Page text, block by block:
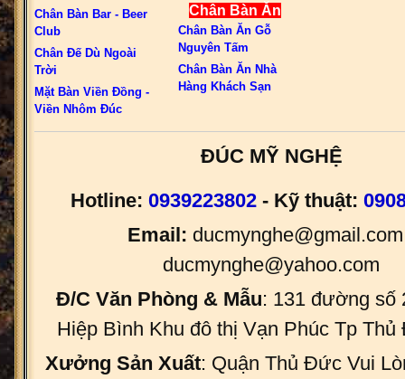
Chân Bàn Bar - Beer
Club
Chân Đế Dù Ngoài
Trời
Mặt Bàn Viền Đồng -
Viền Nhôm Đúc
Chân Bàn Ăn
Chân Bàn Ăn Gỗ
Nguyên Tấm
Chân Bàn Ăn Nhà
Hàng Khách Sạn
ĐÚC MỸ NGHỆ
Hotline: 0939223802 - Kỹ thuật:
Email:
ducmynghe@yahoo.com
Đ/C Văn Phòng & Mẫu: 131 đường số
Hiệp Bình Khu đô thị Vạn Phúc Tp
Xưởng Sản Xuất: Quận Thủ Đức Vui